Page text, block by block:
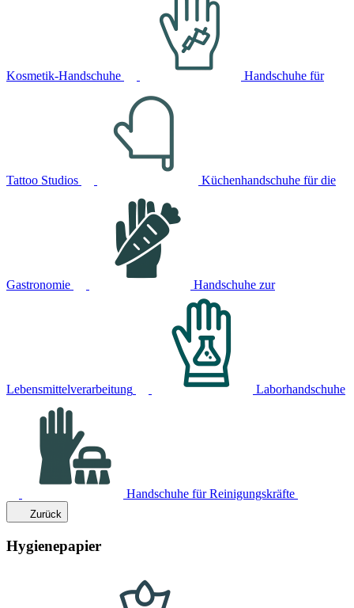
Kosmetik-Handschuhe Handschuhe für
Tattoo Studios Küchenhandschuhe für die
Gastronomie Handschuhe zur
Lebensmittelverarbeitung Laborhandschuhe
Handschuhe für Reinigungskräfte
Zurück
Hygienepapier